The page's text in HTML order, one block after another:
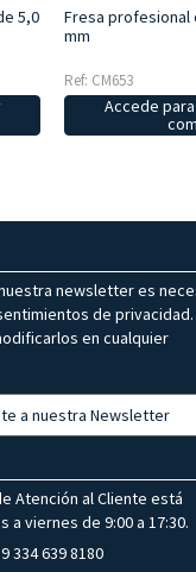
5,0
Fresa profesional
mm
Ref: CM653
Accede
newsletter es
de privacidad.
en cualquier
a nuestra Newsletter
Atención al Cliente está
a viernes de 9:00 a 17:30.
334 639 8180